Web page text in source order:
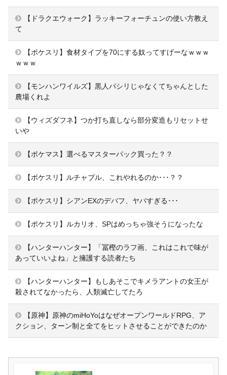
【ドラクエウォーク】ラッキーフォーチュンの使い方教え
て
【ポケスリ】食材タイプを70にする奴ってすげーなｗｗｗ
ｗｗｗ
【モンハンワイルズ】黒人パシリじゃなくてちゃんとした
農場くれよ
【ウィズダフネ】つか打ち直しなら部分変造もリセットせ
いや
【ポケマス】選べるマスターパック買った？？
【ポケスリ】ルチャブル、これやれるのか･･･？？
【ポケスリ】シアンEXのデバフ、ヤバすぎる･･･
【ポケスリ】ルカリオ、SPはめっちゃ強そうになったな
【ハンターハンター】「冨樫のラフ画、これはこれで味が
あっていいよね」と擁護する読者たち
【ハンターハンター】もしあそこでキメラアントの女王が
殺されてなかったら、人類滅亡してたろ
【原神】原神のmiHoYoはなぜオープンワールドRPG、ア
クション、ターン制と全てをヒットさせることができたのか